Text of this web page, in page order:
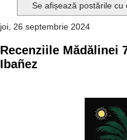
Se afișează postările cu
joi, 26 septembrie 2024
Recenziile Mădălinei
Ibañez